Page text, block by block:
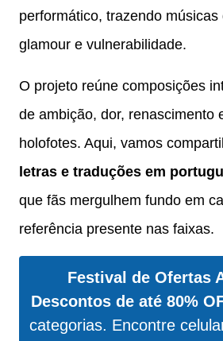
performático, trazendo músicas
glamour e vulnerabilidade.
O projeto reúne composições
de ambição, dor, renascimento
holofotes. Aqui, vamos
letras e traduções em
que fãs mergulhem fundo em
referência presente nas faixas.
Festival de Ofertas
Descontos de até 80%
categorias. Encontre